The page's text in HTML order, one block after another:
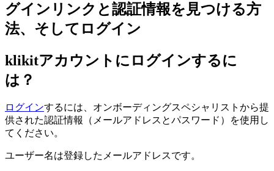
グインリンクと認証情報を見つける方
法、そしてログイン
klikitアカウントにログインするに
は？
ログインするには、オンボーディングスペシャリストから提
供された認証情報（メールアドレスとパスワード）を使用し
てください。
ユーザー名は登録したメールアドレスです。